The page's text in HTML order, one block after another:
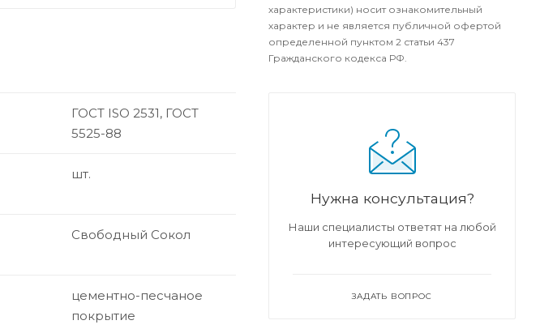
ГОСТ ISO 2531, ГОСТ
5525-88
шт.
Свободный Сокол
цементно-песчаное
покрытие
характеристики) носит ознакомительный
характер и не является публичной офертой
определенной пунктом 2 статьи 437
Гражданского кодекса РФ.
Нужна консультация?
Наши специалисты ответят на любой
интересующий вопрос
ЗАДАТЬ ВОПРОС